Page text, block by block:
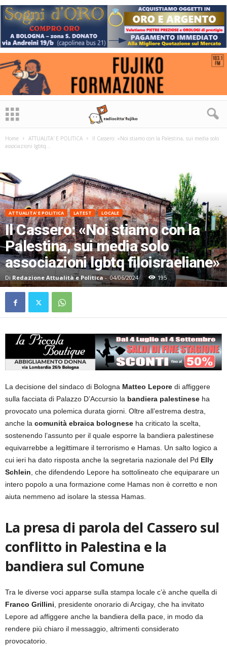
Home ATTUALITA' E POLITICA
Il Cassero: «Noi stiamo con la Palestina, sui media solo
associazioni lgbtq...
ATTUALITA' E POLITICA LATEST LOCALE
Il Cassero: «Noi stiamo con la
Palestina, sui media solo
associazioni lgbtq filoisraeliane»
Di Redazione Attualità e Politica- 04/06/2024 195
La decisione del sindaco di Bologna Matteo Lepore di affiggere
sulla facciata di Palazzo D’Accursio la bandiera palestinese ha
provocato una polemica durata giorni. Oltre all’estrema destra,
anche la comunità ebraica bolognese ha criticato la scelta,
sostenendo l’assunto per il quale esporre la bandiera palestinese
equivarrebbe a legittimare il terrorismo e Hamas. Un salto logico a
cui ieri ha dato risposta anche la segretaria nazionale del Pd Elly
Schlein, che difendendo Lepore ha sottolineato che equiparare un
intero popolo a una formazione come Hamas non è corretto e non
aiuta nemmeno ad isolare la stessa Hamas.
La presa di parola del Cassero sul
conflitto in Palestina e la
bandiera sul Comune
Tra le diverse voci apparse sulla stampa locale c’è anche quella di
Franco Grillini, presidente onorario di Arcigay, che ha invitato
Lepore ad affiggere anche la bandiera della pace, in modo da
rendere più chiaro il messaggio, altrimenti considerato
provocatorio.